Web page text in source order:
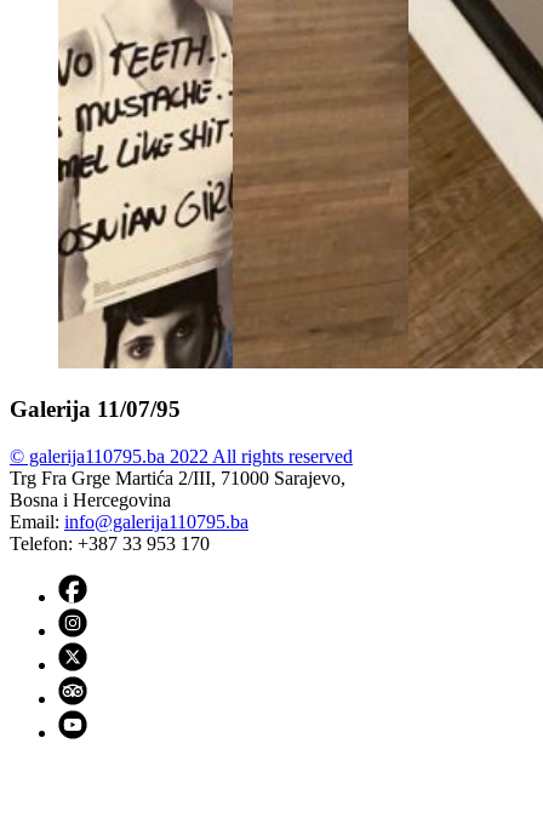
Galerija 11/07/95
© galerija110795.ba 2022 All rights reserved
Trg Fra Grge Martića 2/III, 71000 Sarajevo,
Bosna i Hercegovina
Email: info@galerija110795.ba
Telefon: +387 33 953 170